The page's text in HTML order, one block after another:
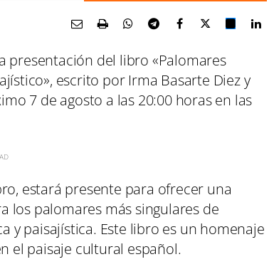
presentación del libro «Palomares
escrito por Irma Basarte Diez y
7 de agosto a las 20:00 horas en las
estará presente para ofrecer una
los palomares más singulares de
y paisajística. Este libro es un homenaje
el paisaje cultural español.